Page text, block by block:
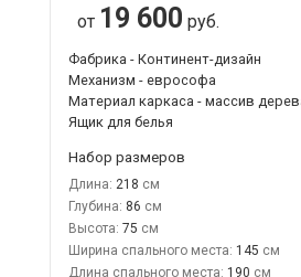
от 19 600 руб.
Фабрика - Континент-дизайн
Механизм - еврософа
Материал каркаса - массив
Ящик для белья
Набор размеров
Длина: 218
Глубина: 86
Высота: 75
Ширина спального места: 145
Длина спального места: 190